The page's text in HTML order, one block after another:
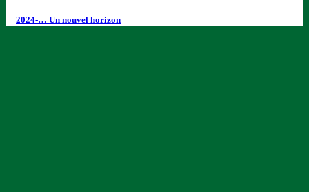
2024-… Un nouvel horizon